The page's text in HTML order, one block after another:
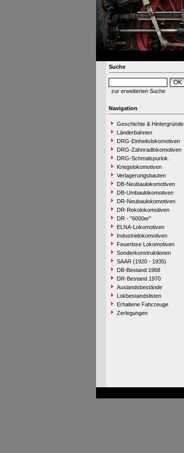
Suche
zur erweiterten Suche
Navigation
Geschichte & Hintergründe
Länderbahnen
DRG-Einheitslokomotiven
DRG-Zahnradlokomotiven
DRG-Schmalspurlok.
Kriegslokomotiven
Verlagerungsbauten
DB-Neubaulokomotiven
DB-Umbaulokomotiven
DR-Neubaulokomotiven
DR-Rekolokomotiven
DR - "6000er"
ELNA-Lokomotiven
Industrielokomotiven
Feuerlose Lokomotiven
Sonderkonstruktionen
SAAR (1920 - 1935)
DB-Bestand 1968
DR-Bestand 1970
Auslandsbestände
Lokbestandslisten
Erhaltene Fahrzeuge
Zerlegungen